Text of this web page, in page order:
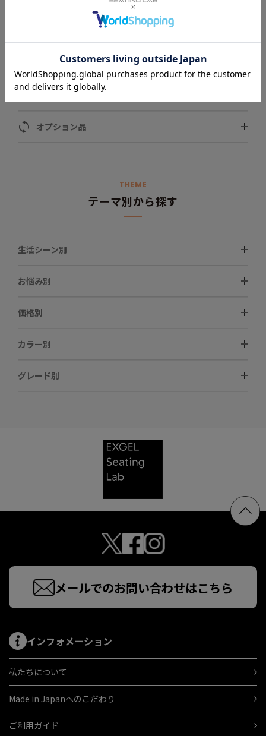
ペット用
モータースポーツ用
オプション品
THEME
テーマ別から探す
生活シーン別
お悩み別
価格別
カラー別
グレード別
メールでのお問い合わせはこちら
インフォメーション
私たちについて
Made in Japanへのこだわり
ご利用ガイド